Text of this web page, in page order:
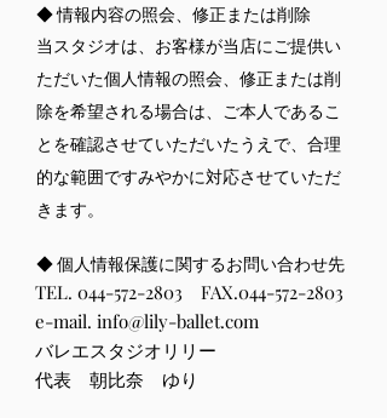
◆ 情報内容の照会、修正または削除
当スタジオは、お客様が当店にご提供い
ただいた個人情報の照会、修正または削
除を希望される場合は、ご本人であるこ
とを確認させていただいたうえで、合理
的な範囲ですみやかに対応させていただ
きます。
◆ 個人情報保護に関するお問い合わせ先
TEL. 044-572-2803 FAX.044-572-2803
e-mail. info@lily-ballet.com
バレエスタジオリリー
代表 朝比奈 ゆり